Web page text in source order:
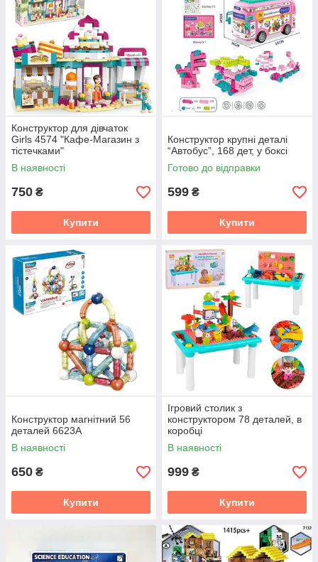
Конструктор для дівчаток
Girls 4574 "Кафе-Магазин з
тістечками"
В наявності
750 ₴
Купити
Конструктор крупні деталі
“Автобус”, 168 дет, у боксі
Готово до відправки
599 ₴
Купити
Конструктор магнітний 56
деталей 6623А
В наявності
650 ₴
Купити
Ігровий столик з
конструктором 78 деталей, в
коробці
В наявності
999 ₴
Купити